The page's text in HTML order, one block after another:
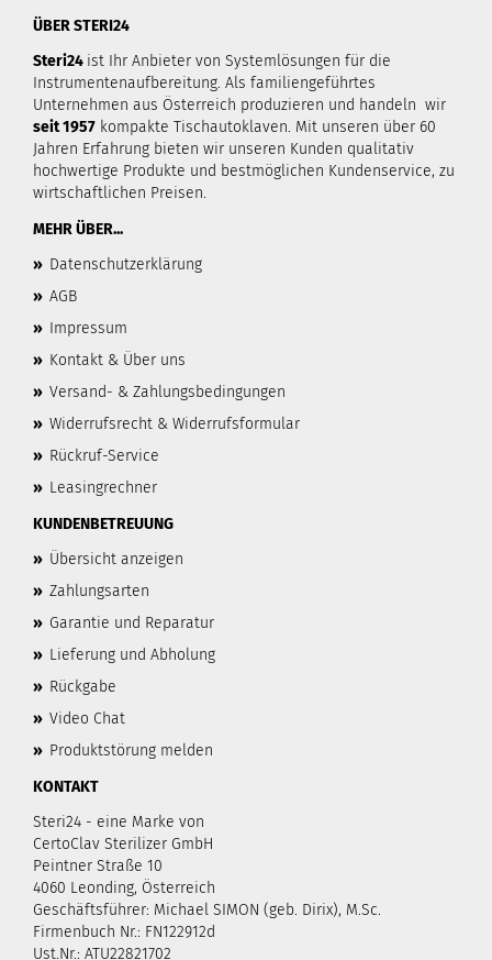
ÜBER STERI24
Steri24 ist Ihr Anbieter von Systemlösungen für die
Instrumentenaufbereitung. Als familiengeführtes
Unternehmen aus Österreich produzieren und handeln wir
seit 1957 kompakte Tischautoklaven. Mit unseren über 60
Jahren Erfahrung bieten wir unseren Kunden qualitativ
hochwertige Produkte und bestmöglichen Kundenservice, zu
wirtschaftlichen Preisen.
MEHR ÜBER...
» Datenschutzerklärung
» AGB
» Impressum
» Kontakt & Über uns
» Versand- & Zahlungsbedingungen
» Widerrufsrecht & Widerrufsformular
» Rückruf-Service
» Leasingrechner
KUNDENBETREUUNG
» Übersicht anzeigen
» Zahlungsarten
» Garantie und Reparatur
» Lieferung und Abholung
» Rückgabe
» Video Chat
» Produktstörung melden
KONTAKT
Steri24 - eine Marke von
CertoClav Sterilizer GmbH
Peintner Straße 10
4060 Leonding, Österreich
Geschäftsführer: Michael SIMON (geb. Dirix), M.Sc.
Firmenbuch Nr.: FN122912d
Ust.Nr.: ATU22821702